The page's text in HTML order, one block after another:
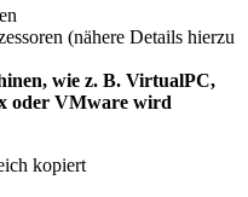
(nähere Details hierzu
wie z. B. VirtualPC,
oder VMware wird
kopiert